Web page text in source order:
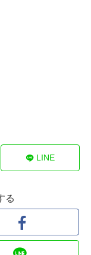
LINE
る